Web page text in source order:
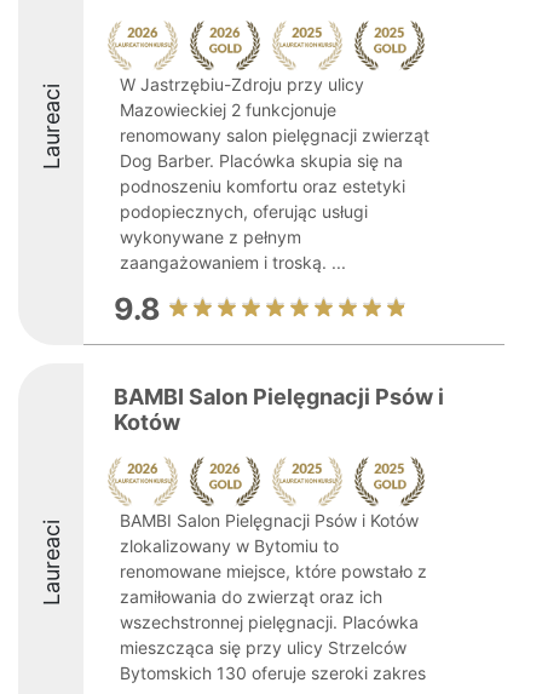
Laureaci
W Jastrzębiu-Zdroju przy ulicy
Mazowieckiej 2 funkcjonuje
renomowany salon pielęgnacji zwierząt
Dog Barber. Placówka skupia się na
podnoszeniu komfortu oraz estetyki
podopiecznych, oferując usługi
wykonywane z pełnym
zaangażowaniem i troską. ...
9.8
Laureaci
BAMBI Salon Pielęgnacji Psów i
Kotów
BAMBI Salon Pielęgnacji Psów i Kotów
zlokalizowany w Bytomiu to
renomowane miejsce, które powstało z
zamiłowania do zwierząt oraz ich
wszechstronnej pielęgnacji. Placówka
mieszcząca się przy ulicy Strzelców
Bytomskich 130 oferuje szeroki zakres